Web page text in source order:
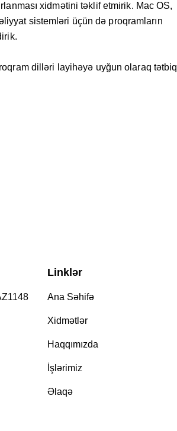
xidmətini təklif etmirik. Mac OS,
sistemləri üçün də proqramların
dilləri layihəyə uyğun olaraq tətbiq
Linklər
Ana Səhifə
Xidmətlər
Haqqımızda
İşlərimiz
Əlaqə